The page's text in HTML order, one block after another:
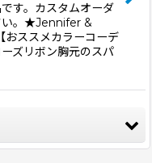
す。カスタムオーダ
い。★Jennifer &
ススメカラーコーデ
ズリボン胸元のスパ